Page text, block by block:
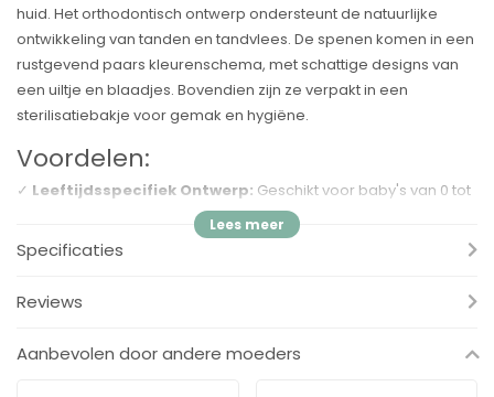
huid. Het orthodontisch ontwerp ondersteunt de natuurlijke
ontwikkeling van tanden en tandvlees. De spenen komen in een
rustgevend paars kleurenschema, met schattige designs van
een uiltje en blaadjes. Bovendien zijn ze verpakt in een
sterilisatiebakje voor gemak en hygiëne.
Voordelen:
✓ Leeftijdsspecifiek Ontwerp: Geschikt voor baby's van 0 tot
6 maanden, met kenmerken die voldoen aan hun
ontwikkelingsbehoeften.
gevoelige huid van je baby.
✓Orthodontisch Verantwoord:Helpt bij de natuurlijke
Specificaties
Reviews
Aanbevolen door andere moeders